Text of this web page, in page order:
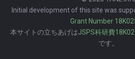
Initial development of this site was
Grant Number
本サイトの立ちあげはJSPS科研費
です。